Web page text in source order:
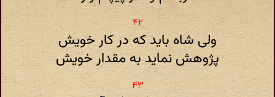
ولی شاه باید که در کار خویش
پژوهش نماید به مقدار خویش